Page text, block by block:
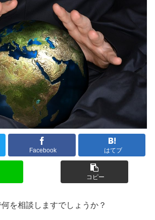
Facebook はてブ
コピー
を相談しますでしょうか？